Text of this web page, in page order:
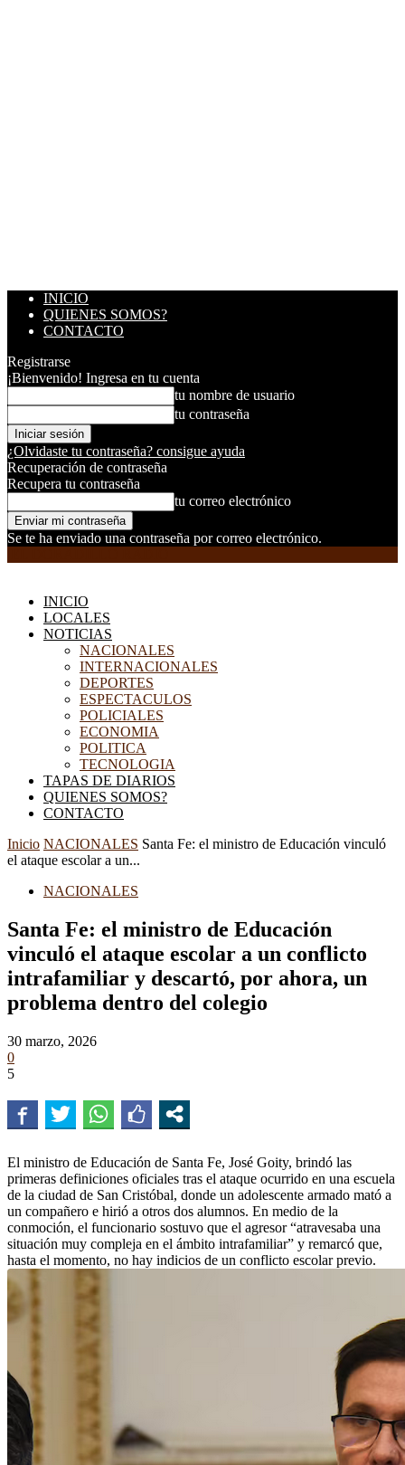
INICIO
QUIENES SOMOS?
CONTACTO
Registrarse
¡Bienvenido! Ingresa en tu cuenta
tu nombre de usuario
tu contraseña
¿Olvidaste tu contraseña? consigue ayuda
Recuperación de contraseña
Recupera tu contraseña
tu correo electrónico
Se te ha enviado una contraseña por correo electrónico.
INICIO
LOCALES
NOTICIAS
NACIONALES
INTERNACIONALES
DEPORTES
ESPECTACULOS
POLICIALES
ECONOMIA
POLITICA
TECNOLOGIA
TAPAS DE DIARIOS
QUIENES SOMOS?
CONTACTO
Inicio NACIONALES Santa Fe: el ministro de Educación vinculó
el ataque escolar a un...
NACIONALES
Santa Fe: el ministro de Educación
vinculó el ataque escolar a un conflicto
intrafamiliar y descartó, por ahora, un
problema dentro del colegio
30 marzo, 2026
0
5
El ministro de Educación de Santa Fe, José Goity, brindó las
primeras definiciones oficiales tras el ataque ocurrido en una escuela
de la ciudad de San Cristóbal, donde un adolescente armado mató a
un compañero e hirió a otros dos alumnos. En medio de la
conmoción, el funcionario sostuvo que el agresor “atravesaba una
situación muy compleja en el ámbito intrafamiliar” y remarcó que,
hasta el momento, no hay indicios de un conflicto escolar previo.